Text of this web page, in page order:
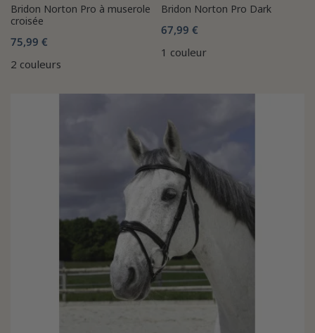
Bridon Norton Pro à muserole
croisée
75,99 €
2 couleurs
Bridon Norton Pro Dark
67,99 €
1 couleur